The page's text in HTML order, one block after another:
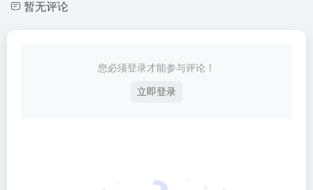
暂无评论
您必须登录才能参与评论！
立即登录